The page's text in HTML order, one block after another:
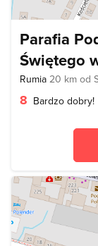
Parafia
Świętego
Rumia 20 km od
8 Bardzo dobry!